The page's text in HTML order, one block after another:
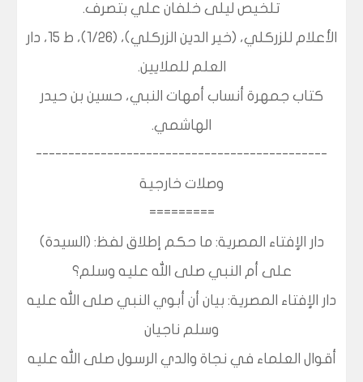
تلخيص ليلى خلفان علي بتصرف.
الأعلام للزركلي، (خير الدين الزركلي)، (1/26)، ط 15، دار
العلم للملايين.
كتاب جمهرة أنساب أمهات النبي، حسين بن حيدر
الهاشمي.
---------------------------------------------
وصلات خارجية
=========
دار الإفتاء المصرية: ما حكم إطلاق لفظ: (السيدة)
على أم النبي صلى الله عليه وسلم؟
دار الإفتاء المصرية: بيان أن أبوي النبي صلى الله عليه
وسلم ناجيان
أقوال العلماء في نجاة والدي الرسول صلى الله عليه